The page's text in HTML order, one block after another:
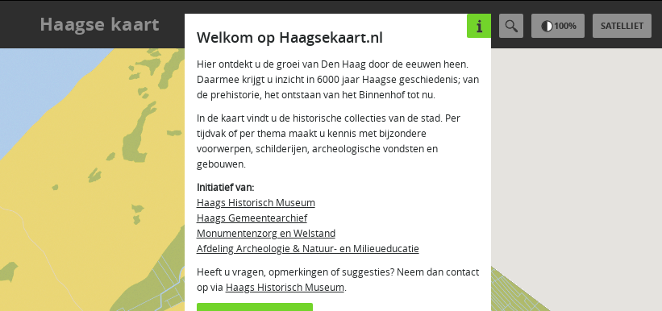
Haagse kaart SATELLIET
100%
Welkom op Haagsekaart.nl
Hier ontdekt u de groei van Den Haag door de eeuwen heen.
Daarmee krijgt u inzicht in 6000 jaar Haagse geschiedenis; van
de prehistorie, het ontstaan van het Binnenhof tot nu.
In de kaart vindt u de historische collecties van de stad. Per
tijdvak of per thema maakt u kennis met bijzondere
voorwerpen, schilderijen, archeologische vondsten en
gebouwen.
Initiatief van:
Haags Historisch Museum
Haags Gemeentearchief
Monumentenzorg en Welstand
Afdeling Archeologie & Natuur- en Milieueducatie
Heeft u vragen, opmerkingen of suggesties? Neem dan contact
op via Haags Historisch Museum.